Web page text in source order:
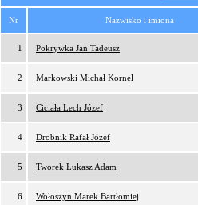
Nr Nazwisko i imiona
1 Pokrywka Jan Tadeusz
2 Markowski Michał Kornel
3 Ciciała Lech Józef
4 Drobnik Rafał Józef
5 Tworek Łukasz Adam
6 Wołoszyn Marek Bartłomiej